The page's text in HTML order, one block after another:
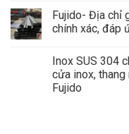
Fujido- Địa chỉ
chính xác, đáp
Inox SUS 304
cửa inox,
Fujido